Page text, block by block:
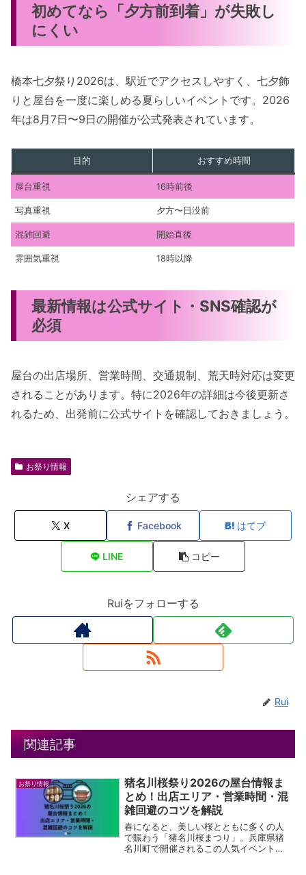
初めてなら「夕方前到着」が失敗し
にくい
橋本七夕祭り2026は、駅近でアクセスしやすく、七夕飾
りと屋台を一度に楽しめる夏らしいイベントです。2026
年は8月7日〜9日の開催が公式発表されています。
目的 おすすめ時間
屋台重視 16時前後
写真重視 夕方〜日没前
混雑回避 開始直後
雰囲気重視 18時以降
最新情報は公式サイト・SNS確認が
必須
屋台の出店場所、営業時間、交通規制、荒天時対応は変更
されることがあります。特に2026年の詳細は今後更新さ
れるため、出発前に公式サイトを確認しておきましょう。
お祭り情報
シェアする
X Facebook はてブ
LINE コピー
Ruiをフォローする
Rui
関連記事
お祭り情報
猪名川桜祭り2026の屋台情報ま
とめ！出店エリア・営業時間・混
雑回避のコツを解説
春になると、美しい桜とともに多くの人
で賑わう「猪名川桜まつり」。兵庫県猪
名川町で開催されるこの人気イベント